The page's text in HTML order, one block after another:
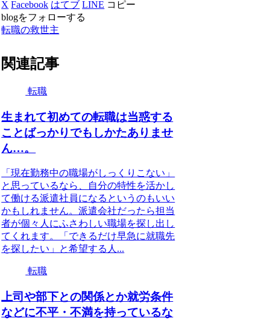
X Facebook はてブ LINE コピー
blogをフォローする
転職の救世主
関連記事
転職
生まれて初めての転職は当惑する
ことばっかりでもしかたありませ
ん…。
「現在勤務中の職場がしっくりこない」
と思っているなら、自分の特性を活かし
て働ける派遣社員になるというのもいい
かもしれません。派遣会社だったら担当
者が個々人にふさわしい職場を探し出し
てくれます。「できるだけ早急に就職先
を探したい」と希望する人...
転職
上司や部下との関係とか就労条件
などに不平・不満を持っているな